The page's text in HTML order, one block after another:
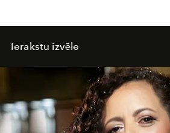
Ierakstu izvēle